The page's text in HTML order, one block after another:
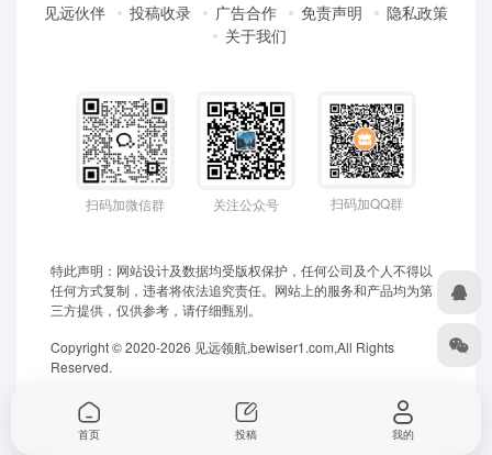
见远伙伴 投稿收录 广告合作 免责声明
隐私政策
关于我们
扫码加微信群 关注公众号 扫码加QQ群
特此声明：网站设计及数据均受版权保护，任何公司及个人不得以
任何方式复制，违者将依法追究责任。网站上的服务和产品均为第
三方提供，仅供参考，请仔细甄别。
Copyright © 2020-2026 见远领航,bewiser1.com,All Rights
Reserved.
首页 投稿 我的